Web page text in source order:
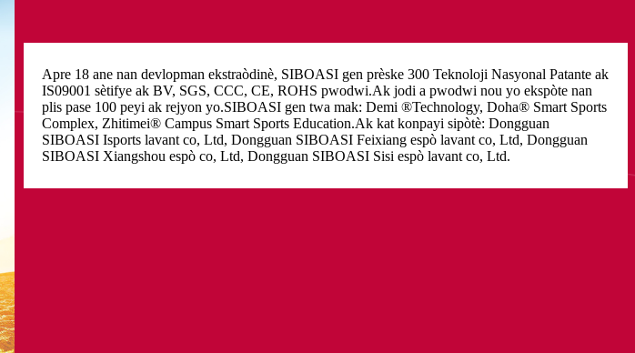
Apre 18 ane nan devlopman ekstraòdinè, SIBOASI gen prèske 300 Teknoloji Nasyonal Patante ak
IS09001 sètifye ak BV, SGS, CCC, CE, ROHS pwodwi.Ak jodi a pwodwi nou yo ekspòte nan
plis pase 100 peyi ak rejyon yo.SIBOASI gen twa mak: Demi ®Technology, Doha® Smart Sports
Complex, Zhitimei® Campus Smart Sports Education.Ak kat konpayi sipòtè: Dongguan
SIBOASI Isports lavant co, Ltd, Dongguan SIBOASI Feixiang espò lavant co, Ltd, Dongguan
SIBOASI Xiangshou espò co, Ltd, Dongguan SIBOASI Sisi espò lavant co, Ltd.